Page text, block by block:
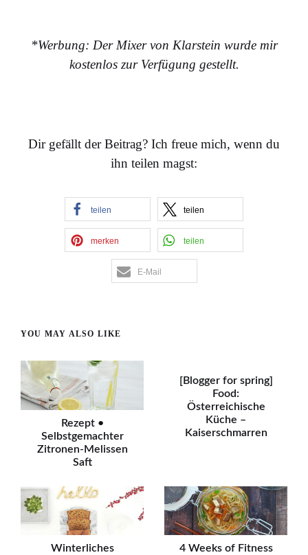
*Werbung: Der Mixer von Klarstein wurde mir
kostenlos zur Verfügung gestellt.
Dir gefällt der Beitrag? Ich freue mich, wenn du
ihn teilen magst:
teilen teilen
merken teilen
E-Mail
YOU MAY ALSO LIKE
Rezept •
Selbstgemachter
Zitronen-Melissen
Saft
[Blogger for spring]
Food:
Österreichische
Küche –
Kaiserschmarren
Winterliches
4 Weeks of Fitness